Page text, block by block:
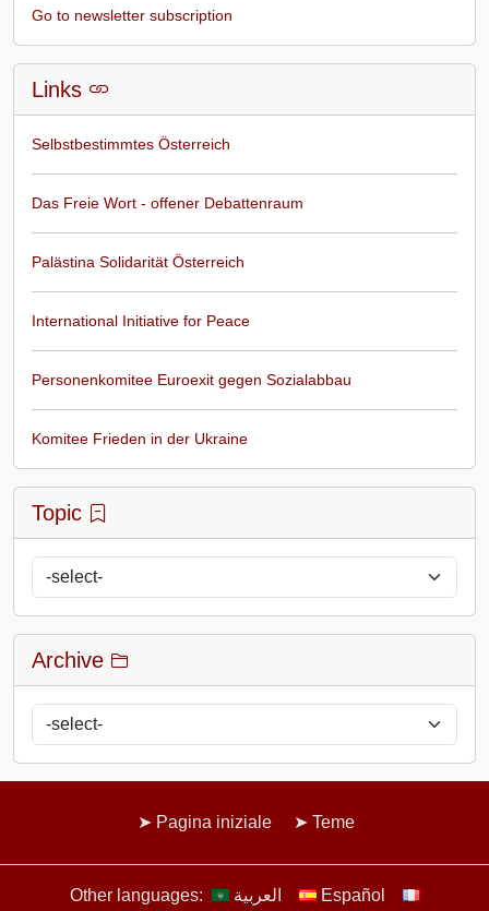
Go to newsletter subscription
Links
Selbstbestimmtes Österreich
Das Freie Wort - offener Debattenraum
Palästina Solidarität Österreich
International Initiative for Peace
Personenkomitee Euroexit gegen Sozialabbau
Komitee Frieden in der Ukraine
Topic
Archive
Pagina iniziale Teme
Other languages: العربية Español